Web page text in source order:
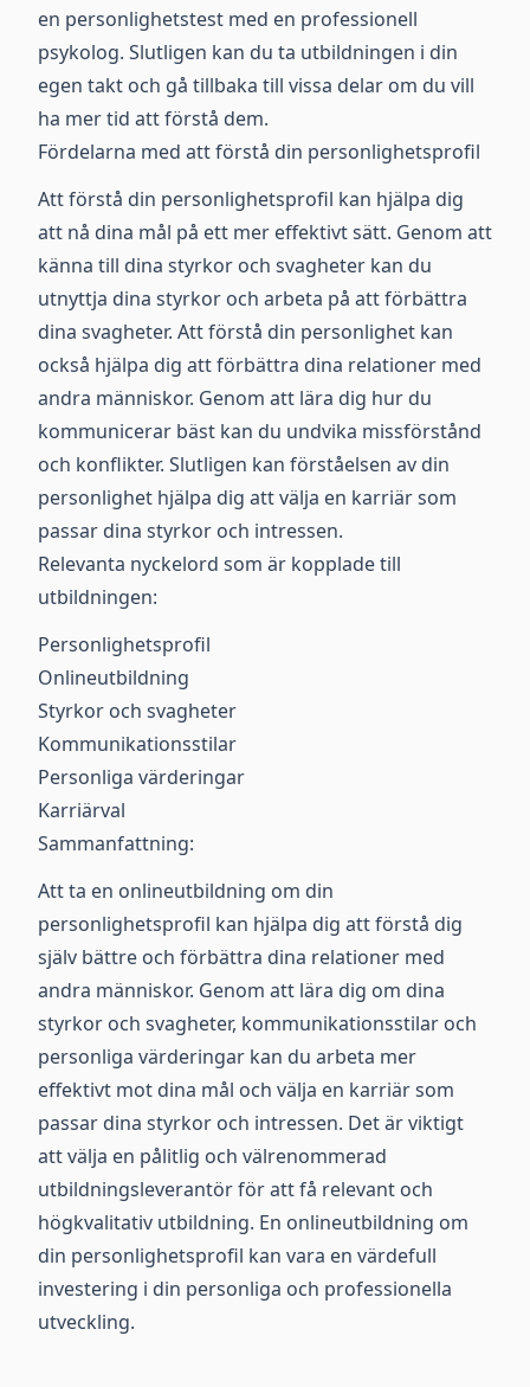
en personlighetstest med en professionell
psykolog. Slutligen kan du ta utbildningen i din
egen takt och gå tillbaka till vissa delar om du vill
ha mer tid att förstå dem.
Fördelarna med att förstå din personlighetsprofil
Att förstå din personlighetsprofil kan hjälpa dig
att nå dina mål på ett mer effektivt sätt. Genom att
känna till dina styrkor och svagheter kan du
utnyttja dina styrkor och arbeta på att förbättra
dina svagheter. Att förstå din personlighet kan
också hjälpa dig att förbättra dina relationer med
andra människor. Genom att lära dig hur du
kommunicerar bäst kan du undvika missförstånd
och konflikter. Slutligen kan förståelsen av din
personlighet hjälpa dig att välja en karriär som
passar dina styrkor och intressen.
Relevanta nyckelord som är kopplade till
utbildningen:
Personlighetsprofil
Onlineutbildning
Styrkor och svagheter
Kommunikationsstilar
Personliga värderingar
Karriärval
Sammanfattning:
Att ta en onlineutbildning om din
personlighetsprofil kan hjälpa dig att förstå dig
själv bättre och förbättra dina relationer med
andra människor. Genom att lära dig om dina
styrkor och svagheter, kommunikationsstilar och
personliga värderingar kan du arbeta mer
effektivt mot dina mål och välja en karriär som
passar dina styrkor och intressen. Det är viktigt
att välja en pålitlig och välrenommerad
utbildningsleverantör för att få relevant och
högkvalitativ utbildning. En onlineutbildning om
din personlighetsprofil kan vara en värdefull
investering i din personliga och professionella
utveckling.